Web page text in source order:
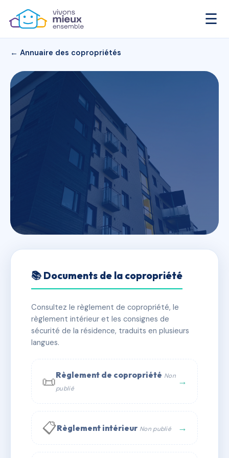
☰
← Annuaire des copropriétés
5 RUE BAULANT - MS37939
✓ Immatriculée 🏠 16 lots 🏗 1 bâtiment(s)
📞 Contacter Syndic Digital
📚 Documents de la copropriété
Consultez le règlement de copropriété, le
règlement intérieur et les consignes de
sécurité de la résidence, traduits en plusieurs
langues.
📜Règlement de copropriété Non
publié
→
📋Règlement intérieur Non publié →